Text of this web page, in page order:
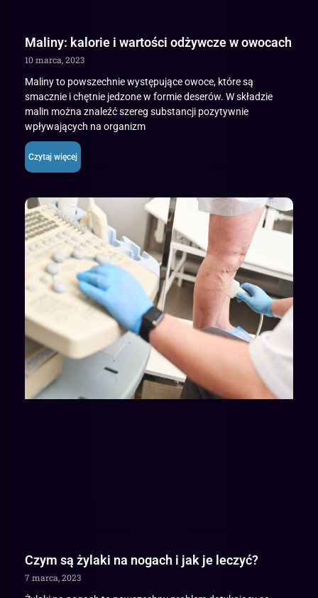
Maliny: kalorie i wartości odżywcze w owocach
10 marca, 2023
Maliny to powszechnie występujące owoce, które są
smacznie i chętnie jedzone w formie deserów. W składzie
malin można znaleźć szereg substancji pozytywnie
wpływających na organizm
Czytaj więcej
Czym są żylaki na nogach i jak je leczyć?
7 marca, 2023